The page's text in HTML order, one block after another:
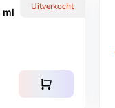
Uitverkocht
ml
shopping_cart